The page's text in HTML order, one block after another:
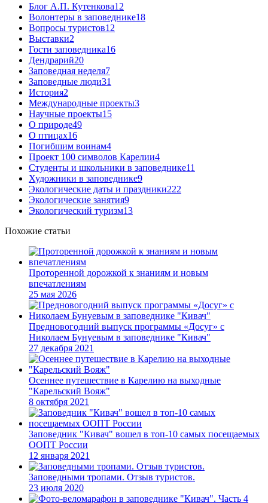
Блог А.П. Кутенкова12
Волонтеры в заповеднике18
Вопросы туристов12
Выставки2
Гости заповедника16
Дендрарий20
Заповедная неделя7
Заповедные люди31
История2
Международные проекты3
Научные проекты15
О природе49
О птицах16
Погибшим воинам4
Проект 100 символов Карелии4
Студенты и школьники в заповеднике11
Художники в заповеднике9
Экологические даты и праздники222
Экологические занятия9
Экологический туризм13
Похожие статьи
Проторенной дорожкой к знаниям и новым
впечатлениям
25 мая 2026
Предновогодний выпуск программы «Досуг» с
Николаем Бунуевым в заповеднике "Кивач"
27 декабря 2021
Осеннее путешествие в Карелию на выходные
"Карельский Вояж"
8 октября 2021
Заповедник "Кивач" вошел в топ-10 самых посещаемых
ООПТ России
12 января 2021
Заповедными тропами. Отзыв туристов.
23 июля 2020